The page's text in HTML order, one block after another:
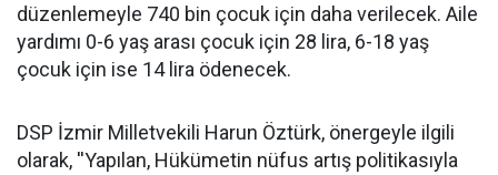
düzenlemeyle 740 bin çocuk için daha verilecek. Aile
yardımı 0-6 yaş arası çocuk için 28 lira, 6-18 yaş
çocuk için ise 14 lira ödenecek.
DSP İzmir Milletvekili Harun Öztürk, önergeyle ilgili
olarak, ''Yapılan, Hükümetin nüfus artış politikasıyla